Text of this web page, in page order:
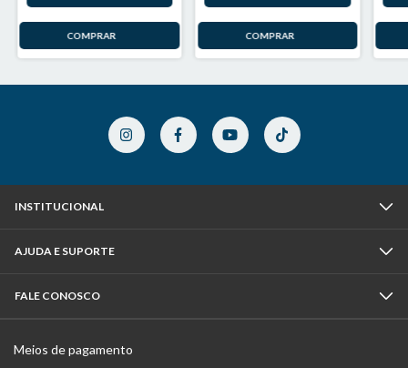
INSTITUCIONAL
AJUDA E SUPORTE
FALE CONOSCO
Meios de pagamento